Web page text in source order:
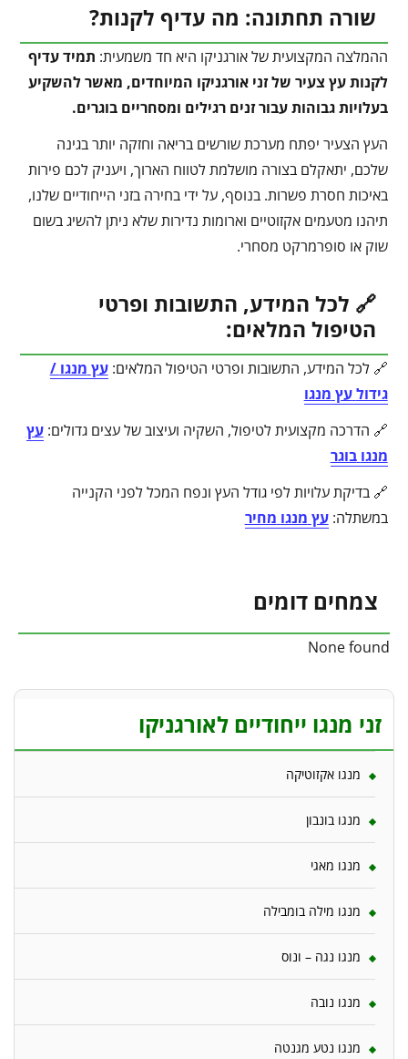
שורה תחתונה: מה עדיף לקנות?
ההמלצה המקצועית של אורגניקו היא חד משמעית: תמיד עדיף
לקנות עץ צעיר של זני אורגניקו המיוחדים, מאשר להשקיע
בעלויות גבוהות עבור זנים רגילים ומסחריים בוגרים.
העץ הצעיר יפתח מערכת שורשים בריאה וחזקה יותר בגינה
שלכם, יתאקלם בצורה מושלמת לטווח הארוך, ויעניק לכם פירות
באיכות חסרת פשרות. בנוסף, על ידי בחירה בזני הייחודיים שלנו,
תיהנו מטעמים אקזוטיים וארומות נדירות שלא ניתן להשיג בשום
שוק או סופרמרקט מסחרי.
🔗 לכל המידע, התשובות ופרטי
הטיפול המלאים:
🔗 לכל המידע, התשובות ופרטי הטיפול המלאים:עץ מנגו /
גידולעץ מנגו
🔗 הדרכה מקצועית לטיפול, השקיה ועיצוב של עצים גדולים:עץ
מנגו בוגר
🔗 בדיקת עלויות לפי גודל העץ ונפח המכל לפני הקנייה
במשתלה:עץ מנגו מחיר
צמחים דומים
None found
זני מנגו ייחודיים לאורגניקו
מנגו אקזוטיקה
מנגו בונבון
מנגו מאגי
מנגו מילה בומבילה
מנגו נגה – ונוס
מנגו נובה
מנגו נטע מגנטה